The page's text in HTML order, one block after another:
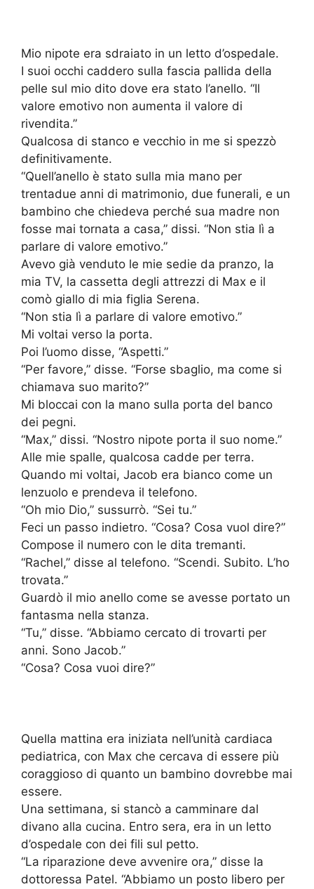
Mio nipote era sdraiato in un letto d’ospedale.
I suoi occhi caddero sulla fascia pallida della
pelle sul mio dito dove era stato l’anello. “Il
valore emotivo non aumenta il valore di
rivendita.”
Qualcosa di stanco e vecchio in me si spezzò
definitivamente.
“Quell’anello è stato sulla mia mano per
trentadue anni di matrimonio, due funerali, e un
bambino che chiedeva perché sua madre non
fosse mai tornata a casa,” dissi. “Non stia lì a
parlare di valore emotivo.”
Avevo già venduto le mie sedie da pranzo, la
mia TV, la cassetta degli attrezzi di Max e il
comò giallo di mia figlia Serena.
“Non stia lì a parlare di valore emotivo.”
Mi voltai verso la porta.
Poi l’uomo disse, “Aspetti.”
“Per favore,” disse. “Forse sbaglio, ma come si
chiamava suo marito?”
Mi bloccai con la mano sulla porta del banco
dei pegni.
“Max,” dissi. “Nostro nipote porta il suo nome.”
Alle mie spalle, qualcosa cadde per terra.
Quando mi voltai, Jacob era bianco come un
lenzuolo e prendeva il telefono.
“Oh mio Dio,” sussurrò. “Sei tu.”
Feci un passo indietro. “Cosa? Cosa vuol dire?”
Compose il numero con le dita tremanti.
“Rachel,” disse al telefono. “Scendi. Subito. L’ho
trovata.”
Guardò il mio anello come se avesse portato un
fantasma nella stanza.
“Tu,” disse. “Abbiamo cercato di trovarti per
anni. Sono Jacob.”
“Cosa? Cosa vuoi dire?”
Quella mattina era iniziata nell’unità cardiaca
pediatrica, con Max che cercava di essere più
coraggioso di quanto un bambino dovrebbe mai
essere.
Una settimana, si stancò a camminare dal
divano alla cucina. Entro sera, era in un letto
d’ospedale con dei fili sul petto.
“La riparazione deve avvenire ora,” disse la
dottoressa Patel. “Abbiamo un posto libero per